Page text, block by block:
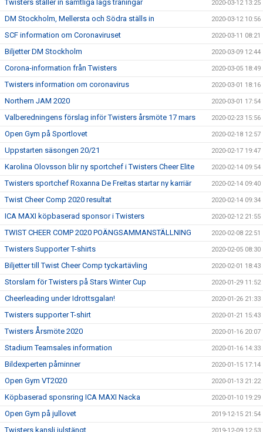
Twisters ställer in samtliga lags träningar 2020-03-12 13:25
DM Stockholm, Mellersta och Södra ställs in 2020-03-12 10:56
SCF information om Coronaviruset 2020-03-11 08:21
Biljetter DM Stockholm 2020-03-09 12:44
Corona-information från Twisters 2020-03-05 18:49
Twisters information om coronavirus 2020-03-01 18:16
Northern JAM 2020 2020-03-01 17:54
Valberedningens förslag inför Twisters årsmöte 17 mars 2020-02-23 15:56
Open Gym på Sportlovet 2020-02-18 12:57
Uppstarten säsongen 20/21 2020-02-17 19:47
Karolina Olovsson blir ny sportchef i Twisters Cheer Elite 2020-02-14 09:54
Twisters sportchef Roxanna De Freitas startar ny karriär 2020-02-14 09:40
Twist Cheer Comp 2020 resultat 2020-02-14 09:34
ICA MAXI köpbaserad sponsor i Twisters 2020-02-12 21:55
TWIST CHEER COMP 2020 POÄNGSAMMANSTÄLLNING 2020-02-08 22:51
Twisters Supporter T-shirts 2020-02-05 08:30
Biljetter till Twist Cheer Comp tyckartävling 2020-02-01 18:43
Storslam för Twisters på Stars Winter Cup 2020-01-29 11:52
Cheerleading under Idrottsgalan! 2020-01-26 21:33
Twisters supporter T-shirt 2020-01-21 15:43
Twisters Årsmöte 2020 2020-01-16 20:07
Stadium Teamsales information 2020-01-16 14:33
Bildexperten påminner 2020-01-15 17:14
Open Gym VT2020 2020-01-13 21:22
Köpbaserad sponsring ICA MAXI Nacka 2020-01-10 19:29
Open Gym på jullovet 2019-12-15 21:54
Twisters kansli julstängt